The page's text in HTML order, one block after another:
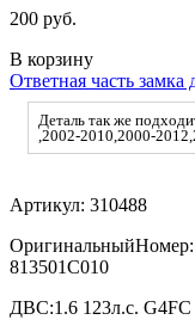
200 руб.
В корзину
Ответная часть
Деталь так же
,2002-2010,2000-
Артикул: 310488
ОригинальныйНомер:
813501C010
ДВС:1.6 123л.с.